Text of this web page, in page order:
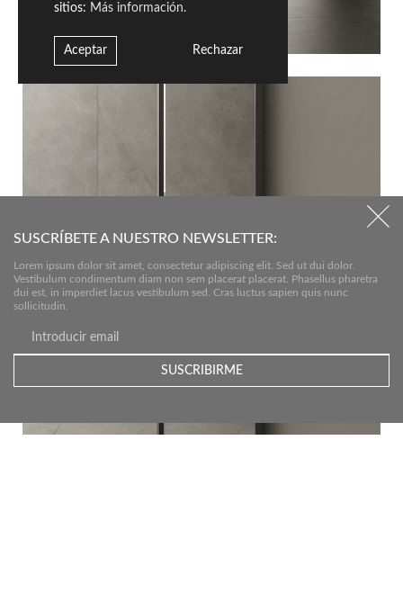
SUSCRÍBETE A NUESTRO NEWSLETTER:
Lorem ipsum dolor sit amet, consectetur adipiscing elit. Sed ut dui dolor.
Vestibulum condimentum diam non sem placerat placerat. Phasellus pharetra
dui est, in imperdiet lacus vestibulum sed. Cras luctus sapien quis nunc
sollicitudin.
sitios: Más información.
Aceptar Rechazar